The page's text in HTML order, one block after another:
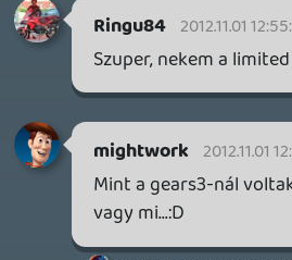
DOOM: THE DARK AGES - REVELATIONS DLC